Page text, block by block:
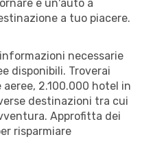
e un'auto a
a tuo piacere.
necessarie
disponibili. Troverai
2.100.000 hotel in
destinazioni tra cui
Approfitta dei
risparmiare